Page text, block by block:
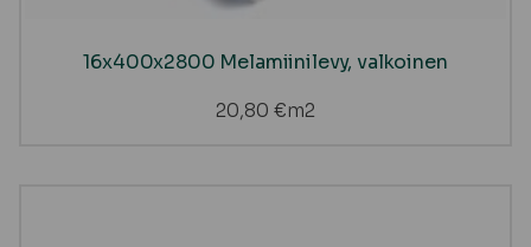
16x400x2800 Melamiinilevy, valkoinen
20,80 €m2